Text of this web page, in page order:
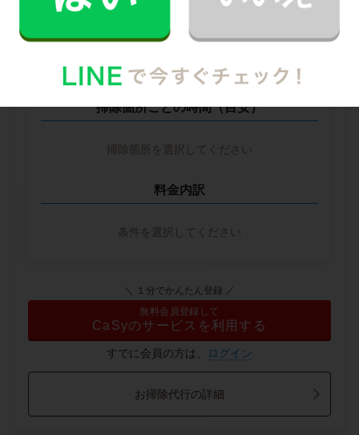
--円
掃除箇所ごとの時間（目安）
掃除箇所を選択してください
料金内訳
条件を選択してください
＼ １分でかんたん登録 ／
無料会員登録して
CaSyのサービスを利用する
すでに会員の方は、 ログイン
お掃除代行の詳細